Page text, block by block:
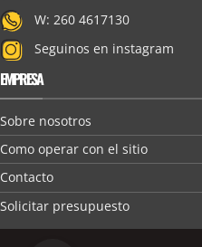
W: 260 4617130
Seguinos en instagram
EMPRESA
Sobre nosotros
Como operar con el sitio
Contacto
Solicitar presupuesto